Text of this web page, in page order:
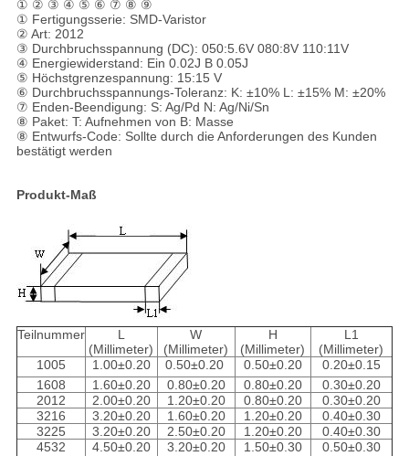
① ② ③ ④ ⑤ ⑥ ⑦ ⑧ ⑨
① Fertigungsserie: SMD-Varistor
② Art: 2012
③ Durchbruchsspannung (DC): 050:5.6V 080:8V 110:11V
④ Energiewiderstand: Ein 0.02J B 0.05J
⑤ Höchstgrenzespannung: 15:15 V
⑥ Durchbruchsspannungs-Toleranz: K: ±10% L: ±15% M: ±20%
⑦ Enden-Beendigung: S: Ag/Pd N: Ag/Ni/Sn
⑧ Paket: T: Aufnehmen von B: Masse
⑧ Entwurfs-Code: Sollte durch die Anforderungen des Kunden
bestätigt werden
Produkt-Maß
Teilnummer
L
(Millimeter)
W
(Millimeter)
H
(Millimeter)
L1
(Millimeter)
1005
1.00±0.20 0.50±0.20 0.50±0.20
0.20±0.15
1608
1.60±0.20 0.80±0.20 0.80±0.20
0.30±0.20
2012
2.00±0.20 1.20±0.20 0.80±0.20
0.30±0.20
3216
3.20±0.20 1.60±0.20 1.20±0.20
0.40±0.30
3225
3.20±0.20 2.50±0.20 1.20±0.20
0.40±0.30
4532
4.50±0.20 3.20±0.20 1.50±0.30
0.50±0.30